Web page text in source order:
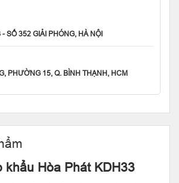
SỐ 352 GIẢI PHÓNG, HÀ NỘI
PHƯỜNG 15, Q. BÌNH THẠNH, HCM
khẩu Hòa Phát KDH33